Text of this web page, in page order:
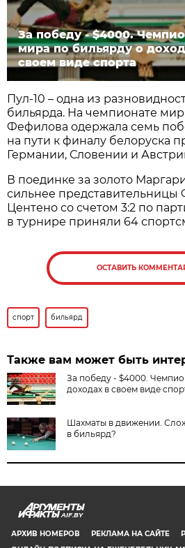
За победу - $4000.
мира по бильярду о
своем виде спорта
Пул-10 – одна из
бильярда. На чемпионате
Фефилова одержала семь
на пути к финалу белоруска
Германии, Словении и
В поединке за золото
сильнее
Центено со счетом 3:2 по
в турнире приняли 64
ОСТАВИТЬ
спорт бильярд
Также вам может быть
За победу - $4000.
доходах в своем виде
Шахматы в движении.
в бильярд?
AIF.BY
АРХИВ НОМЕРОВ РЕКЛАМА НА САЙТЕ